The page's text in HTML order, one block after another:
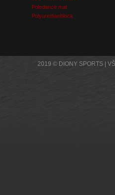
Poledance mat
Polyurethanblock
2019 © DIONY SPORTS |